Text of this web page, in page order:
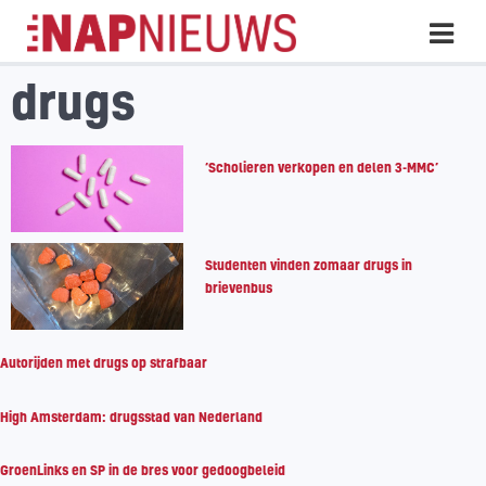
Skip
naar
inhoud
drugs
‘Scholieren verkopen en delen 3-MMC’
Studenten vinden zomaar drugs in
brievenbus
Autorijden met drugs op strafbaar
High Amsterdam: drugsstad van Nederland
GroenLinks en SP in de bres voor gedoogbeleid